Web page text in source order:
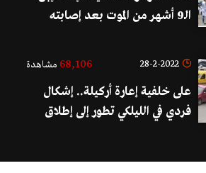
الـ9 أشهر من الموت بعد إصابته
مستشفى الحريري!
28-2-2022
68,106 مشاهدة
على خلفية إعارة أركيلة.. إشكال
فردي في الليلكي تطور إلى إطلاق